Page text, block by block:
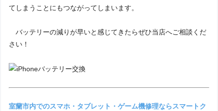
てしまうことにもつながってしまいます。
バッテリーの減りが早いと感じてきたらぜひ当店へご相談くだ
さい！
室蘭市内でのスマホ・タブレット・ゲーム機修理ならスマートク